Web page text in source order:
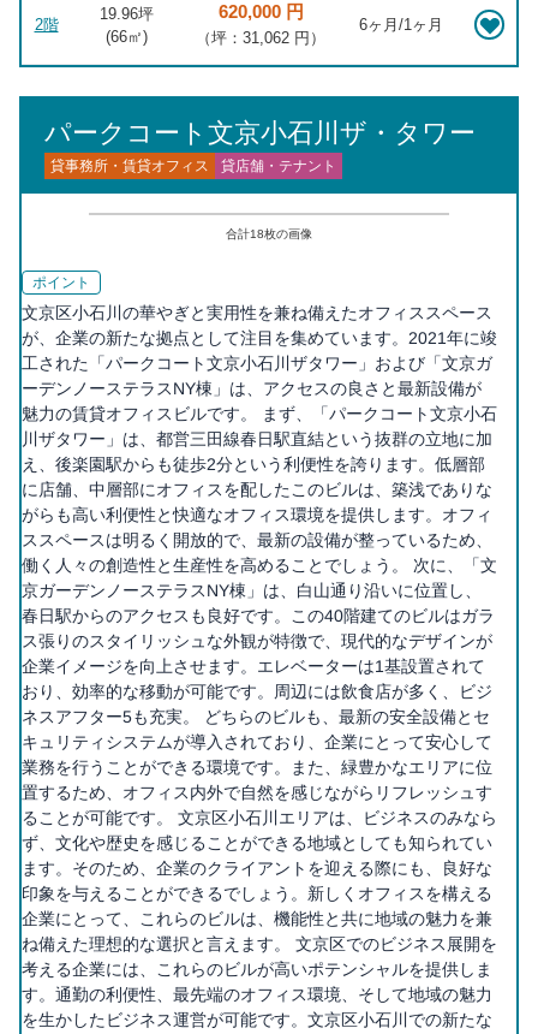
2階
19.96坪
(66㎡)
620,000 円
（坪：31,062 円）
6ヶ月/1ヶ月
パークコート文京小石川ザ・タワー
貸事務所・賃貸オフィス 貸店舗・テナント
合計18枚の画像
ポイント
文京区小石川の華やぎと実用性を兼ね備えたオフィススペース
が、企業の新たな拠点として注目を集めています。2021年に竣
工された「パークコート文京小石川ザタワー」および「文京ガ
ーデンノーステラスNY棟」は、アクセスの良さと最新設備が
魅力の賃貸オフィスビルです。 まず、「パークコート文京小石
川ザタワー」は、都営三田線春日駅直結という抜群の立地に加
え、後楽園駅からも徒歩2分という利便性を誇ります。低層部
に店舗、中層部にオフィスを配したこのビルは、築浅でありな
がらも高い利便性と快適なオフィス環境を提供します。オフィ
ススペースは明るく開放的で、最新の設備が整っているため、
働く人々の創造性と生産性を高めることでしょう。 次に、「文
京ガーデンノーステラスNY棟」は、白山通り沿いに位置し、
春日駅からのアクセスも良好です。この40階建てのビルはガラ
ス張りのスタイリッシュな外観が特徴で、現代的なデザインが
企業イメージを向上させます。エレベーターは1基設置されて
おり、効率的な移動が可能です。周辺には飲食店が多く、ビジ
ネスアフター5も充実。 どちらのビルも、最新の安全設備とセ
キュリティシステムが導入されており、企業にとって安心して
業務を行うことができる環境です。また、緑豊かなエリアに位
置するため、オフィス内外で自然を感じながらリフレッシュす
ることが可能です。 文京区小石川エリアは、ビジネスのみなら
ず、文化や歴史を感じることができる地域としても知られてい
ます。そのため、企業のクライアントを迎える際にも、良好な
印象を与えることができるでしょう。新しくオフィスを構える
企業にとって、これらのビルは、機能性と共に地域の魅力を兼
ね備えた理想的な選択と言えます。 文京区でのビジネス展開を
考える企業には、これらのビルが高いポテンシャルを提供しま
す。通勤の利便性、最先端のオフィス環境、そして地域の魅力
を生かしたビジネス運営が可能です。文京区小石川での新たな